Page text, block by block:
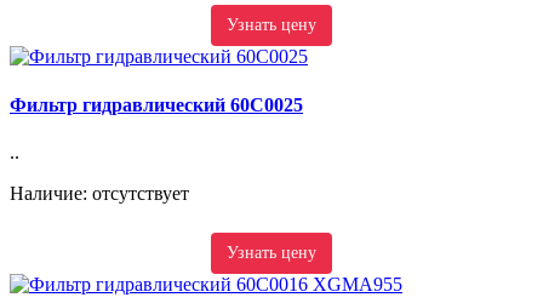
Узнать цену
Фильтр гидравлический 60C0025
..
Наличие: отсутствует
Узнать цену